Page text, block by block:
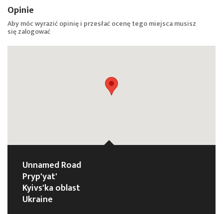
Opinie
Aby móc wyrazić opinię i przesłać ocenę tego miejsca musisz
sięzalogować
Unnamed Road
Pryp'yat'
Kyivs'ka oblast
Ukraine